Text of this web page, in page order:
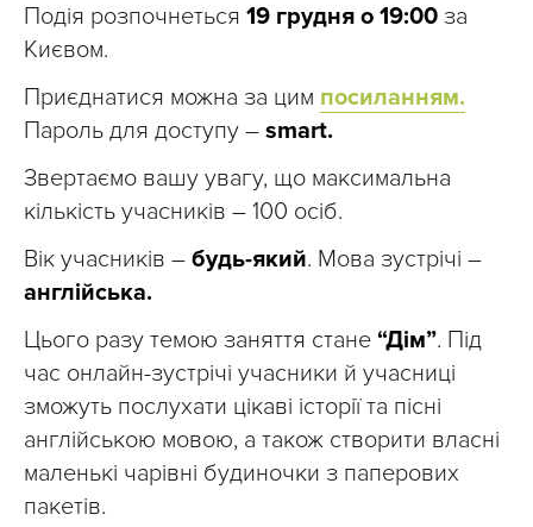
Подія розпочнеться 19 грудня о 19:00 за
Києвом.
Приєднатися можна за цим посиланням.
Пароль для доступу – smart.
Звертаємо вашу увагу, що максимальна
кількість учасників – 100 осіб.
Вік учасників – будь-який. Мова зустрічі –
англійська.
Цього разу темою заняття стане “Дім”. Під
час онлайн-зустрічі учасники й учасниці
зможуть послухати цікаві історії та пісні
англійською мовою, а також створити власні
маленькі чарівні будиночки з паперових
пакетів.